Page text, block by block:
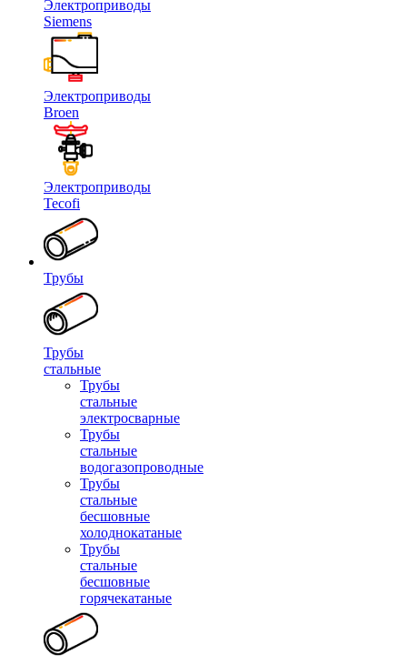
Электроприводы
Siemens
Электроприводы
Broen
Электроприводы
Tecofi
Трубы
Трубы
стальные
Трубы
стальные
электросварные
Трубы
стальные
водогазопроводные
Трубы
стальные
бесшовные
холоднокатаные
Трубы
стальные
бесшовные
горячекатаные